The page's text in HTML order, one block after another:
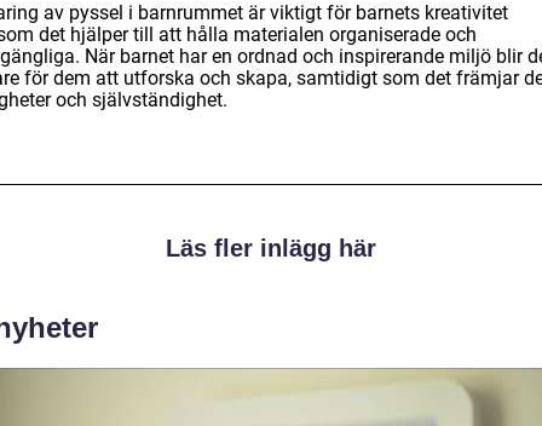
av pyssel i barnrummet är viktigt för barnets kreativitet
det hjälper till att hålla materialen organiserade och
När barnet har en ordnad och inspirerande miljö blir
för dem att utforska och skapa, samtidigt som det främjar
och självständighet.
Läs fler inlägg här